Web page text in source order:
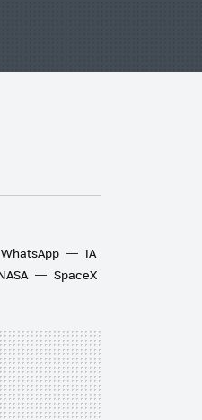
WhatsApp
IA
SpaceX